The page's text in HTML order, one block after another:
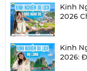
Kinh
2026
Kinh
2026: